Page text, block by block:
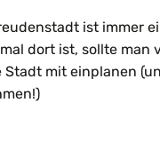
ist immer
dort ist, sollte man
mit einplanen